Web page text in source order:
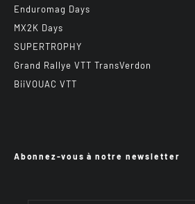
Enduromag Days
MX2K Days
SUPERTROPHY
Grand Rallye VTT TransVerdon
BiiVOUAC VTT
Abonnez-vous à notre newsletter